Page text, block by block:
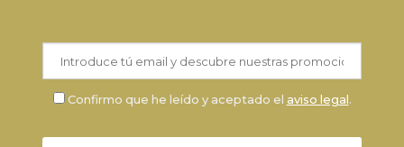
Confirmo que he leído y aceptado el aviso legal.